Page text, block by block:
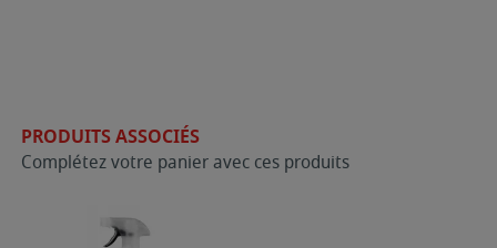
PRODUITS ASSOCIÉS
Complétez votre panier avec ces produits